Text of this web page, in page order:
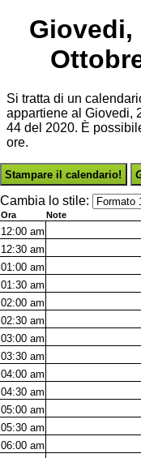
Giovedi,
Si tratta di un
appartiene al Giovedi,
44 del 2020. È
ore.
Stampare il calendario!
Cambia lo stile:
Ora Note
12:00 am
12:30 am
01:00 am
01:30 am
02:00 am
02:30 am
03:00 am
03:30 am
04:00 am
04:30 am
05:00 am
05:30 am
06:00 am